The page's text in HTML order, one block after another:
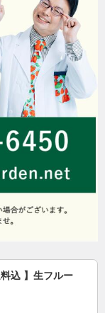
込 】生フルー